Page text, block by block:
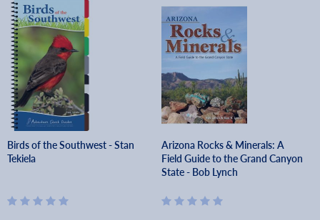
Birds of the Southwest - Stan
Tekiela
Arizona Rocks & Minerals: A
Field Guide to the Grand Canyon
State - Bob Lynch